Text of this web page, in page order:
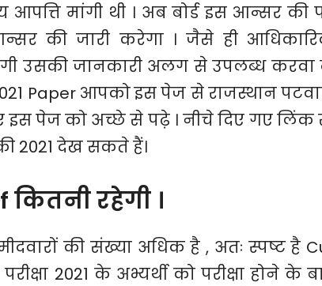
मांगी थी । अब बोर्ड इस आन्सर की
की जारी करेगा । जैसे ही
उसकी जानकारी अलग से उपलब्ध करवा
Paper आपको इस पेज से राजस्थान
पेज को अच्छे से पढ़े । नीचे दिए गए लिंक
2021 देख सकते हैं।
रहेगी ।
की संख्या अधिक है , अतः स्पष्ट है
2021 के अभ्यर्थी को परीक्षा होने के